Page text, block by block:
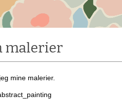
malerier
mine malerier.